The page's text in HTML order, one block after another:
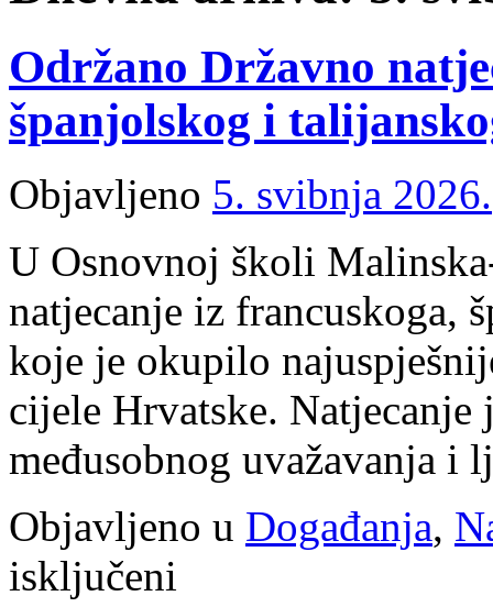
Održano Državno
španjolskog i
Objavljeno 5. svibnja 2026.
U Osnovnoj školi
natjecanje iz francuskoga,
koje je okupilo
cijele Hrvatske.
međusobnog uvažavanja i
Objavljeno u Događanja,
isključeni